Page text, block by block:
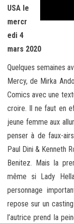
USA le
mercr
edi 4
mars 2020
Quelques semaines
Mercy, de Mirka
Comics avec une
croire. Il ne faut en
jeune femme aux
penser à de faux-
Paul Dini & Kenneth
Benitez. Mais la
même si Lady
personnage
repose sur un
l’autrice prend la